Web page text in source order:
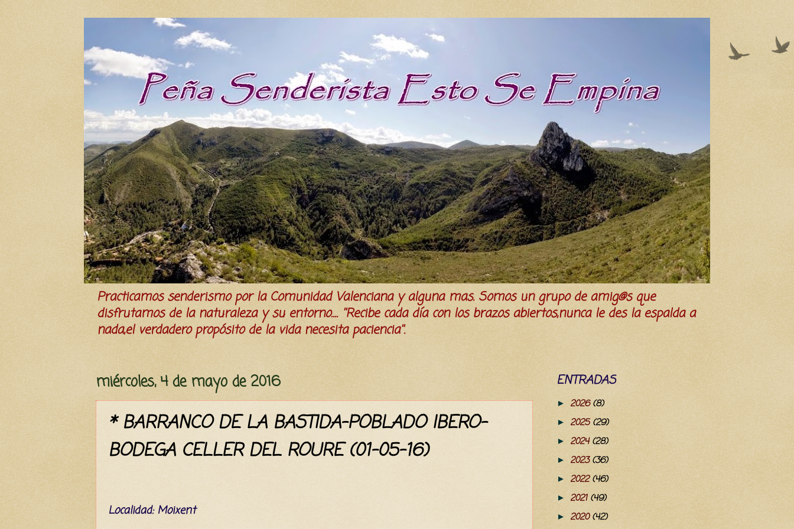
Practicamos senderismo por la Comunidad Valenciana y alguna mas. Somos un grupo de amig@s que
disfrutamos de la naturaleza y su entorno.... ''Recibe cada día con los brazos abiertos,nunca le des la espalda a
nada,el verdadero propósito de la vida necesita paciencia''.
miércoles, 4 de mayo de 2016
* BARRANCO DE LA BASTIDA-POBLADO IBERO-
BODEGA CELLER DEL ROURE (01-05-16)
Localidad: Moixent
ENTRADAS
► 2026(8)
► 2025(29)
► 2024(28)
► 2023(36)
► 2022(46)
► 2021 (49)
► 2020(42)